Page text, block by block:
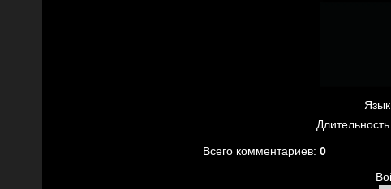
Язык
Всего комментариев: 0